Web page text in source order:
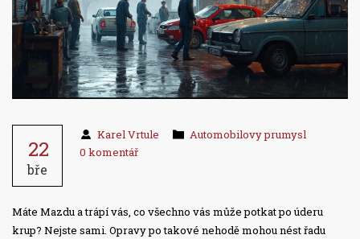
22
bře
Karel Vrtule
Automobilovy prumysl
0 komentář
Máte Mazdu a trápí vás, co všechno vás může potkat po úderu
krup? Nejste sami. Opravy po takové nehodě mohou nést řadu